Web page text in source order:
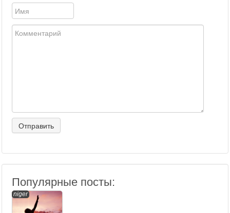
Популярные посты:
niger